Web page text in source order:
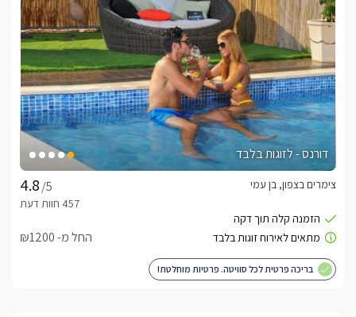
דורנס - לזוגות בלבד
/5
צימרים בצפון, בן עמי
החל מ- ₪1200
בריכה פרטית לכל סוויטה. פרטיות מוחלטת!